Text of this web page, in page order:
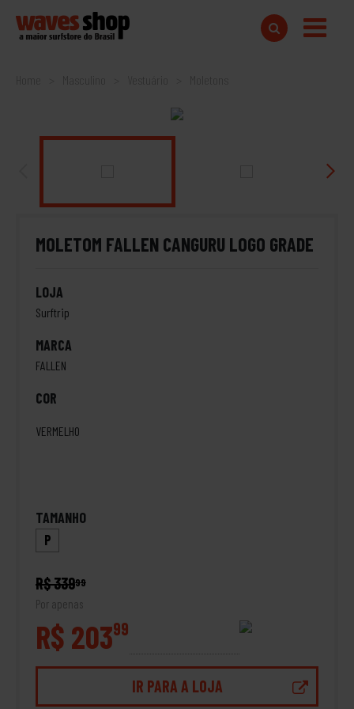
Home
MOLETOM FALLEN CANGURU LOGO GRADE
LOJA
Surftrip
MARCA
FALLEN
COR
VERMELHO
TAMANHO
P
R$ 33999
Por apenas
R$ 20399
IR PARA A LOJA